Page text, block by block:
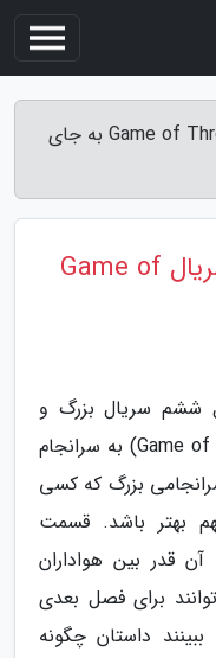
فقط 13 قسمت تا خاتمه سریال Game of Thrones به جای
فقط 13 قسمت تا خاتمه سریال Game of
ششم سریال بزرگ و
معروف بازی تاج و تخت (Game of Thrones) به سرانجام
بزرگ که کسی
بهتر باشد. قسمت
قدر بین هواداران
برای فصل بعدی
داستان چگونه